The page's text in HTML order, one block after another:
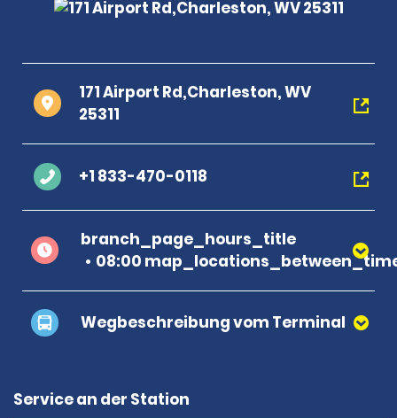
171 Airport Rd,Charleston, WV
25311
+1 833-470-0118
branch_page_hours_title
08:00
Wegbeschreibung vom Terminal
Service an der Station